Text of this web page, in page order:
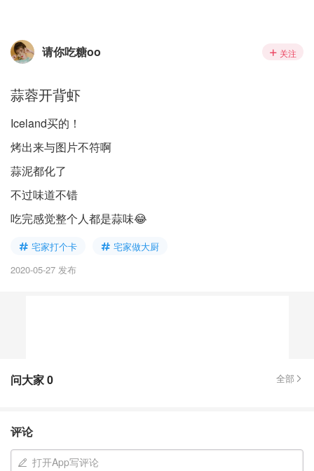
请你吃糖oo 关注
蒜蓉开背虾
Iceland买的！
烤出来与图片不符啊
蒜泥都化了
不过味道不错
吃完感觉整个人都是蒜味😂
宅家打个卡
宅家做大厨
2020-05-27 发布
问大家0 全部
评论
打开App写评论